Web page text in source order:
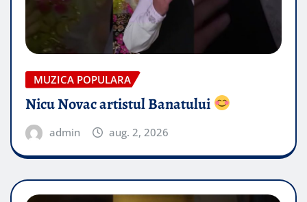
MUZICA POPULARA
Nicu Novac artistul Banatului
admin aug. 2, 2026